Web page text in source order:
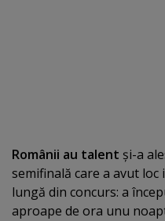
Românii au talent şi-a
semifinală care a avut loc
lungă din concurs: a
aproape de ora unu